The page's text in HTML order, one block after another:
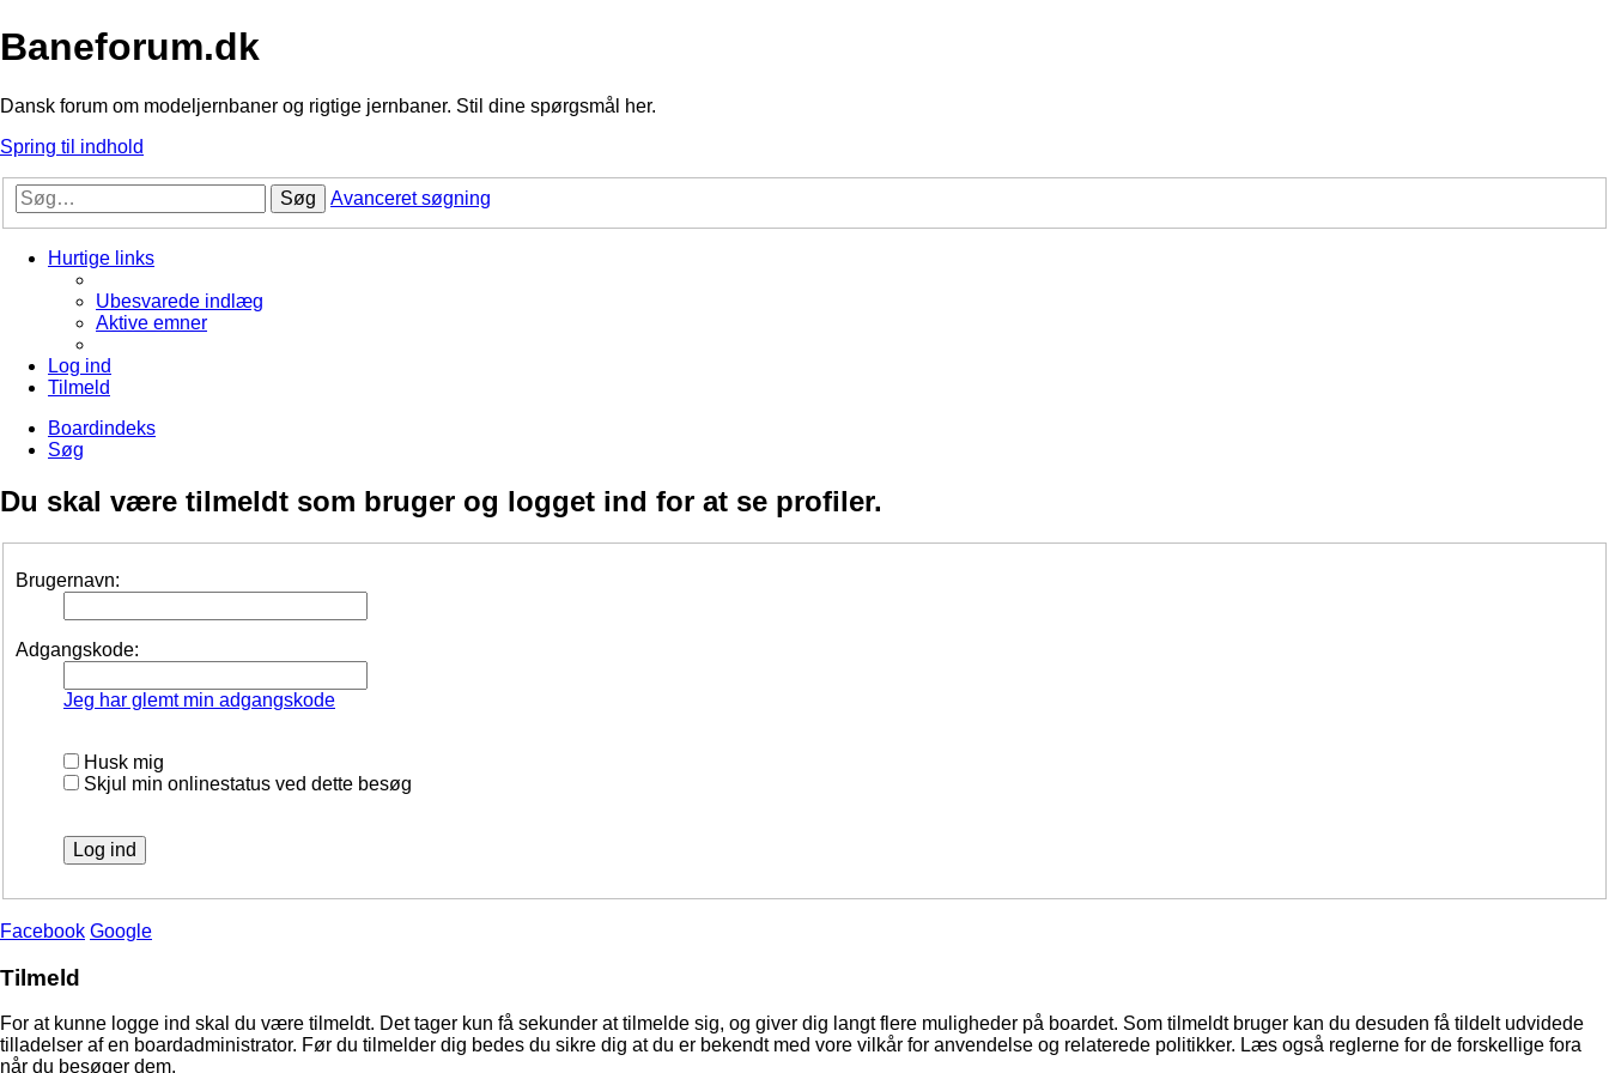
Baneforum.dk
Dansk forum om modeljernbaner og rigtige jernbaner. Stil dine spørgsmål her.
Spring til indhold
Søg Avanceret søgning
Hurtige links
Ubesvarede indlæg
Aktive emner
Log ind
Tilmeld
Boardindeks
Søg
Du skal være tilmeldt som bruger og logget ind for at se profiler.
Brugernavn:
Adgangskode:
Jeg har glemt min adgangskode
Husk mig
Skjul min onlinestatus ved dette besøg
Facebook Google
Tilmeld
For at kunne logge ind skal du være tilmeldt. Det tager kun få sekunder at tilmelde sig, og giver dig langt flere muligheder på boardet. Som tilmeldt bruger kan du desuden få tildelt udvidede
tilladelser af en boardadministrator. Før du tilmelder dig bedes du sikre dig at du er bekendt med vore vilkår for anvendelse og relaterede politikker. Læs også reglerne for de forskellige fora
når du besøger dem.